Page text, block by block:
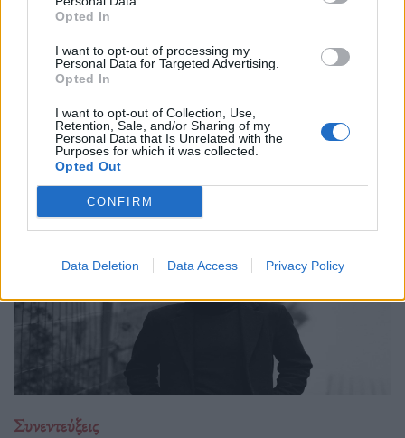
Opted In
I want to opt-out of processing my
Personal Data for Targeted Advertising.
Opted In
I want to opt-out of Collection, Use,
Retention, Sale, and/or Sharing of my
Personal Data that Is Unrelated with the
Purposes for which it was collected.
Opted Out
CONFIRM
Data Deletion Data Access Privacy Policy
Ο Γιώργος Αθανασίου, δύο μουσικοί, ένα
24.02.26
Στο υβριδικό φιλμ "Το Οτιδήποτε", ο Γιώργος Αθανασίου
μετατρέπει μια αυτοσχεδιαστική εκδρομή φίλων σε στοχασμό
πάνω στη δημιουργία, τη φύση και την ανθρώπινη αμηχανία.
Συνεντεύξεις